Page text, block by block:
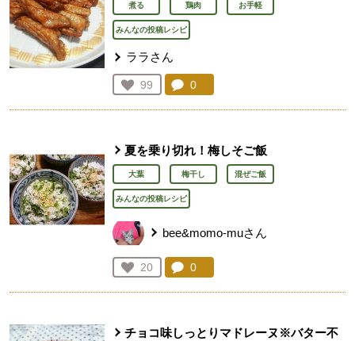
煮る 鶏肉 お手軽
みんなの投稿レシピ
ララさん
お気に入り登録：
99
人が登録
コメント：
0
夏を乗り切れ！梅しそご飯
大葉 梅干し 混ぜご飯
みんなの投稿レシピ
bee&momo-muさん
お気に入り登録：
20
人が登録
コメント：
0
チョコ味しっとりマドレーヌ※バター不